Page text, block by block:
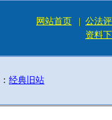
网站首页 | 公法
资料
经典旧站